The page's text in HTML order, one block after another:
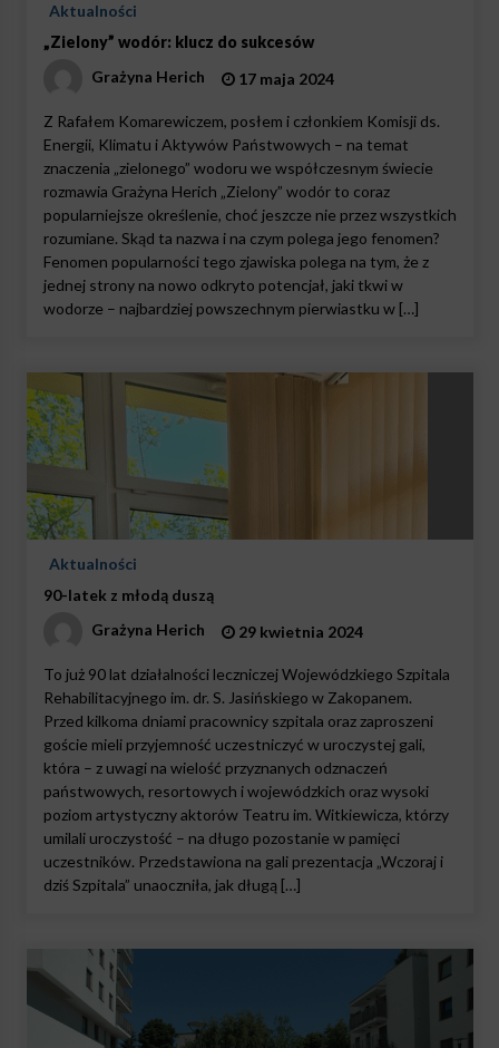
Aktualności
„Zielony” wodór: klucz do sukcesów
Grażyna Herich
17 maja 2024
Z Rafałem Komarewiczem, posłem i członkiem Komisji ds.
Energii, Klimatu i Aktywów Państwowych – na temat
znaczenia „zielonego” wodoru we współczesnym świecie
rozmawia Grażyna Herich „Zielony” wodór to coraz
popularniejsze określenie, choć jeszcze nie przez wszystkich
rozumiane. Skąd ta nazwa i na czym polega jego fenomen?
Fenomen popularności tego zjawiska polega na tym, że z
jednej strony na nowo odkryto potencjał, jaki tkwi w
wodorze – najbardziej powszechnym pierwiastku w […]
Aktualności
90-latek z młodą duszą
Grażyna Herich
29 kwietnia 2024
To już 90 lat działalności leczniczej Wojewódzkiego Szpitala
Rehabilitacyjnego im. dr. S. Jasińskiego w Zakopanem.
Przed kilkoma dniami pracownicy szpitala oraz zaproszeni
goście mieli przyjemność uczestniczyć w uroczystej gali,
która – z uwagi na wielość przyznanych odznaczeń
państwowych, resortowych i wojewódzkich oraz wysoki
poziom artystyczny aktorów Teatru im. Witkiewicza, którzy
umilali uroczystość – na długo pozostanie w pamięci
uczestników. Przedstawiona na gali prezentacja „Wczoraj i
dziś Szpitala” unaoczniła, jak długą […]